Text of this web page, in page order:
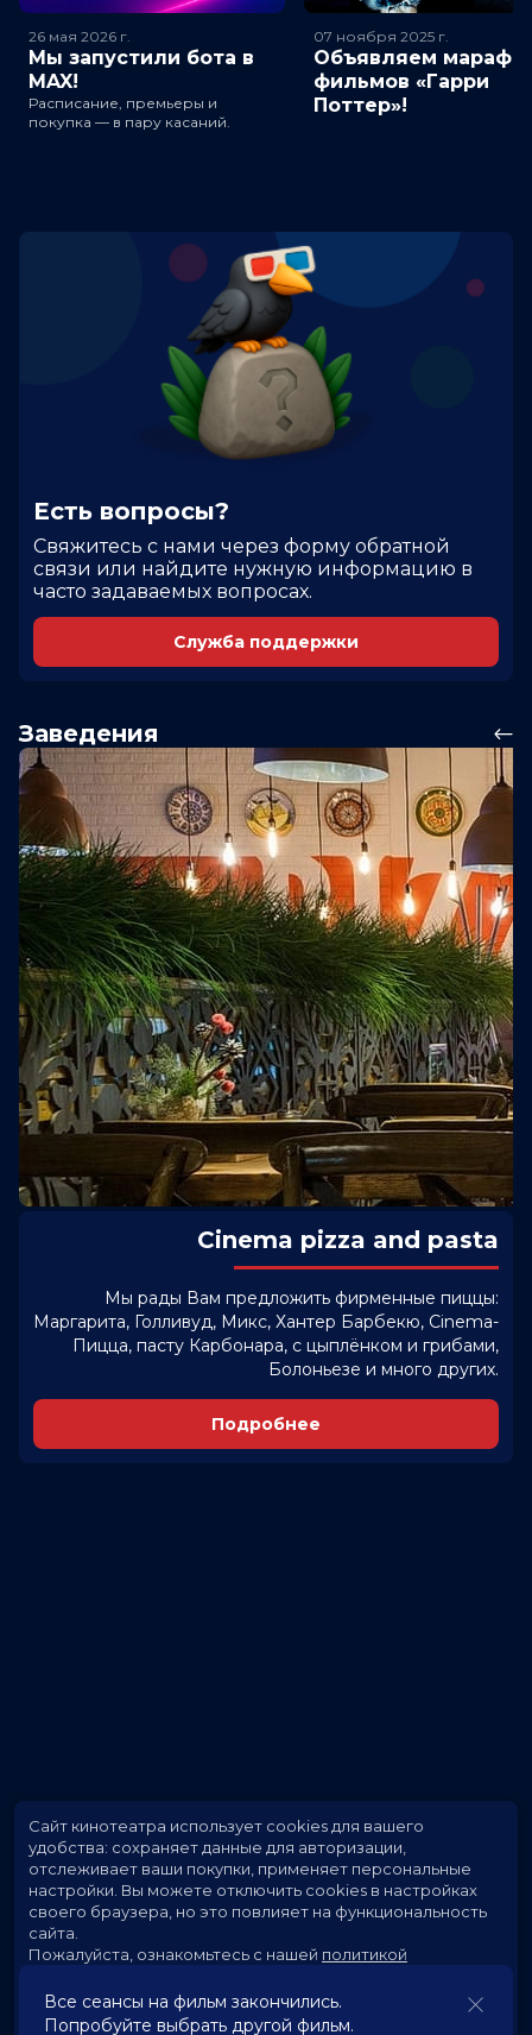
26 мая 2026 г.
Мы запустили бота в
MAX!
Расписание, премьеры и
покупка — в пару касаний.
07 ноября 2025 г.
Объявляем
фильмов «Гарри
Поттер»!
Есть вопросы?
Cвяжитесь с нами через форму обратной
связи или найдите нужную информацию в
часто задаваемых вопросах.
Служба поддержки
Заведения
Cinema pizza and pasta
Мы рады Вам предложить фирменные пиццы:
Маргарита, Голливуд, Микс, Хантер Барбекю, Cinema-
Пицца, пасту Карбонара, с цыплёнком и грибами,
Болоньезе и много других.
Подробнее
Все сеансы на фильм закончились.
Попробуйте выбрать другой фильм.
Сайт кинотеатра использует cookies для вашего
удобства: сохраняет данные для авторизации,
отслеживает ваши покупки, применяет персональные
настройки. Вы можете отключить cookies в настройках
своего браузера, но это повлияет на функциональность
сайта.
Пожалуйста, ознакомьтесь с нашей политикой
Принять